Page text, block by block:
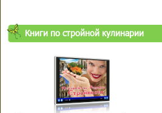
Книги по стройной кулинарии